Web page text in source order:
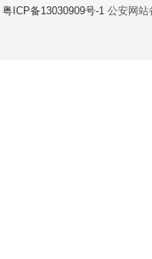
粤ICP备13030909号-1 公安网站